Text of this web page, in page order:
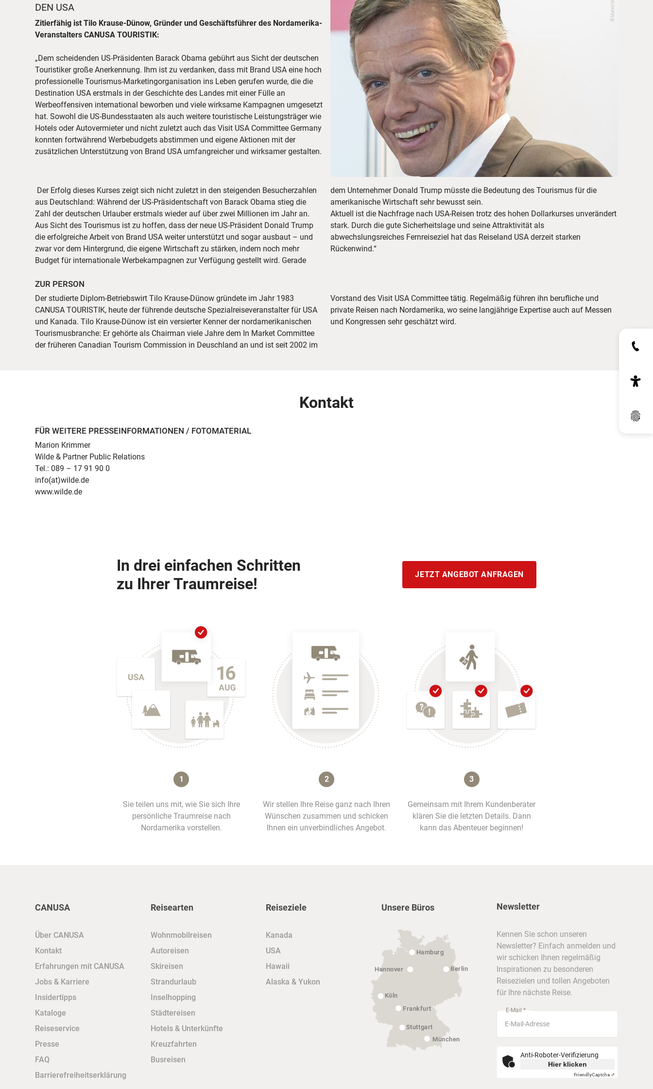
DEN USA
Zitierfähig ist Tilo Krause-Dünow, Gründer und Geschäftsführer des Nordamerika-
Veranstalters CANUSA TOURISTIK:
„Dem scheidenden US-Präsidenten Barack Obama gebührt aus Sicht der deutschen
Touristiker große Anerkennung. Ihm ist zu verdanken, dass mit Brand USA eine hoch
professionelle Tourismus-Marketingorganisation ins Leben gerufen wurde, die die
Destination USA erstmals in der Geschichte des Landes mit einer Fülle an
Werbeoffensiven international beworben und viele wirksame Kampagnen umgesetzt
hat. Sowohl die US-Bundesstaaten als auch weitere touristische Leistungsträger wie
Hotels oder Autovermieter und nicht zuletzt auch das Visit USA Committee Germany
konnten fortwährend Werbebudgets abstimmen und eigene Aktionen mit der
zusätzlichen Unterstützung von Brand USA umfangreicher und wirksamer gestalten.
© Marco Urban
Der Erfolg dieses Kurses zeigt sich nicht zuletzt in den steigenden Besucherzahlen
aus Deutschland: Während der US-Präsidentschaft von Barack Obama stieg die
Zahl der deutschen Urlauber erstmals wieder auf über zwei Millionen im Jahr an.
Aus Sicht des Tourismus ist zu hoffen, dass der neue US-Präsident Donald Trump
die erfolgreiche Arbeit von Brand USA weiter unterstützt und sogar ausbaut – und
zwar vor dem Hintergrund, die eigene Wirtschaft zu stärken, indem noch mehr
Budget für internationale Werbekampagnen zur Verfügung gestellt wird. Gerade
dem Unternehmer Donald Trump müsste die Bedeutung des Tourismus für die
amerikanische Wirtschaft sehr bewusst sein.
Aktuell ist die Nachfrage nach USA-Reisen trotz des hohen Dollarkurses unverändert
stark. Durch die gute Sicherheitslage und seine Attraktivität als
abwechslungsreiches Fernreiseziel hat das Reiseland USA derzeit starken
Rückenwind.“
ZUR PERSON
Der studierte Diplom-Betriebswirt Tilo Krause-Dünow gründete im Jahr 1983
CANUSA TOURISTIK, heute der führende deutsche Spezialreiseveranstalter für USA
und Kanada. Tilo Krause-Dünow ist ein versierter Kenner der nordamerikanischen
Tourismusbranche: Er gehörte als Chairman viele Jahre dem In Market Committee
der früheren Canadian Tourism Commission in Deuschland an und ist seit 2002 im
Vorstand des Visit USA Committee tätig. Regelmäßig führen ihn berufliche und
private Reisen nach Nordamerika, wo seine langjährige Expertise auch auf Messen
und Kongressen sehr geschätzt wird.
Kontakt
FÜR WEITERE PRESSEINFORMATIONEN / FOTOMATERIAL
Marion Krimmer
Wilde & Partner Public Relations
Tel.: 089 – 17 91 90 0
info(at)wilde.de
www.wilde.de
In drei einfachen Schritten
zu Ihrer Traumreise!
JETZT ANGEBOT ANFRAGEN
1
Sie teilen uns mit, wie Sie sich Ihre
persönliche Traumreise nach
Nordamerika vorstellen.
2
Wir stellen Ihre Reise ganz nach Ihren
Wünschen zusammen und schicken
Ihnen ein unverbindliches Angebot.
3
Gemeinsam mit Ihrem Kundenberater
klären Sie die letzten Details. Dann
kann das Abenteuer beginnen!
CANUSA
Über CANUSA
Kontakt
Erfahrungen mit CANUSA
Jobs & Karriere
Insidertipps
Kataloge
Reiseservice
Presse
FAQ
Barrierefreiheitserklärung
Reisearten
Wohnmobilreisen
Autoreisen
Skireisen
Strandurlaub
Inselhopping
Städtereisen
Hotels & Unterkünfte
Kreuzfahrten
Busreisen
Reiseziele
Kanada
USA
Hawaii
Alaska & Yukon
Unsere Büros
Hamburg
Hannover Berlin
Köln
Frankfurt
Stuttgart
München
Newsletter
Kennen Sie schon unseren
Newsletter? Einfach anmelden und
wir schicken Ihnen regelmäßig
Inspirationen zu besonderen
Reisezielen und tollen Angeboten
für Ihre nächste Reise.
E-Mail *
Anti-Roboter-Verifizierung
Hier klicken
FriendlyCaptcha ⇗